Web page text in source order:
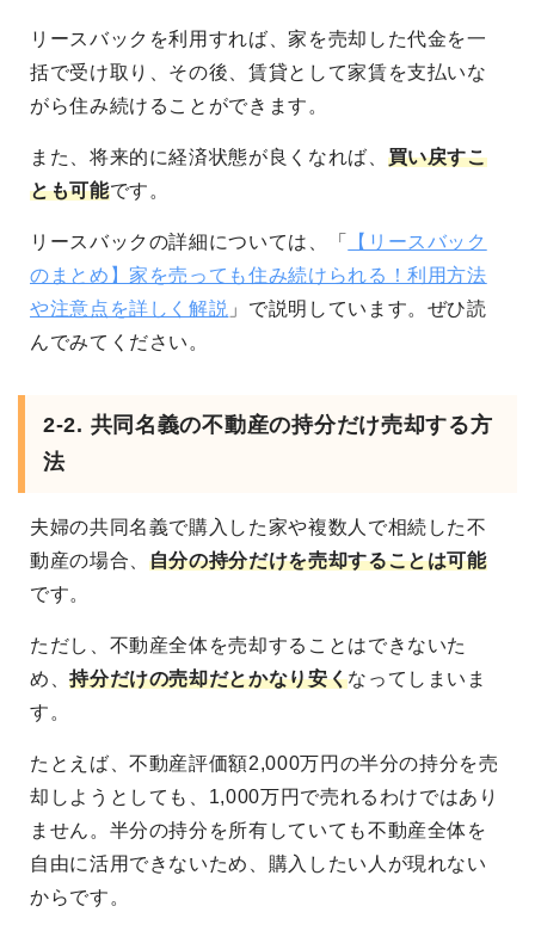
リースバックを利用すれば、家を売却した代金を一
括で受け取り、その後、賃貸として家賃を支払いな
がら住み続けることができます。
また、将来的に経済状態が良くなれば、 買い戻すこ
とも可能です。
リースバックの詳細については、「
【リースバック
のまとめ】家を売っても住み続けられる！利用方法
や注意点を詳しく解説 」で説明しています。ぜひ読
んでみてください。
2-2. 共同名義の不動産の持分だけ売却する方
法
夫婦の共同名義で購入した家や複数人で相続した不
動産の場合、 自分の持分だけを売却することは可能
です。
ただし、不動産全体を売却することはできないた
め、持分だけの売却だとかなり安くなってしまいま
す。
たとえば、不動産評価額2,000万円の半分の持分を売
却しようとしても、1,000万円で売れるわけではあり
ません。半分の持分を所有していても不動産全体を
自由に活用できないため、購入したい人が現れない
からです。